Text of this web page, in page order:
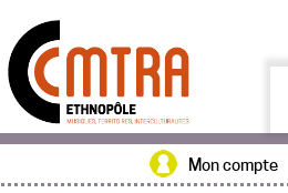
Mon compte